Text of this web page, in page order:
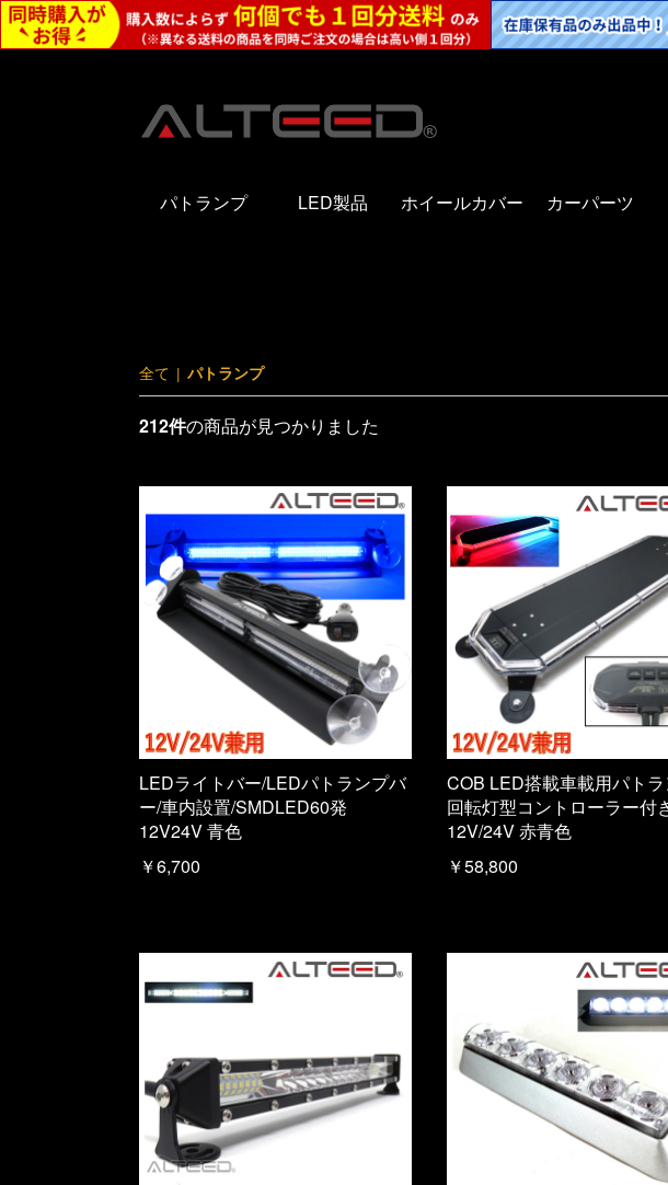
パトランプ LED製品 ホイールカバー カーパーツ
全て | パトランプ
212件の商品が見つかりました
LEDライトバー/LEDパトランプバ
ー/車内設置/SMDLED60発
12V24V 青色
￥6,700
COB LED搭載車載用パト
回転灯型コントローラー付
12V/24V 赤青色
￥58,800